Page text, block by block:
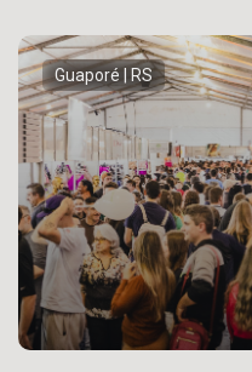
Guaporé | RS